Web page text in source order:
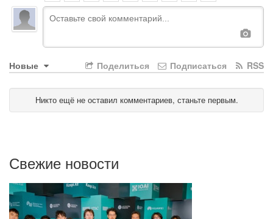
Новые RSS
Подписаться
Поделиться
Никто ещё не оставил комментариев, станьте первым.
Свежие новости